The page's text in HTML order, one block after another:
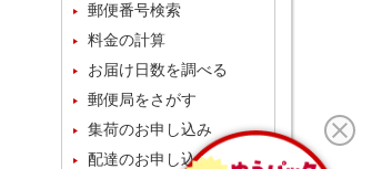
郵便番号検索
料金の計算
お届け日数を調べる
郵便局をさがす
集荷のお申し込み
配達のお申し込み